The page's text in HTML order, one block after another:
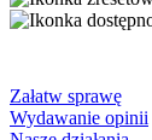
Załatw sprawę
Wydawanie opinii